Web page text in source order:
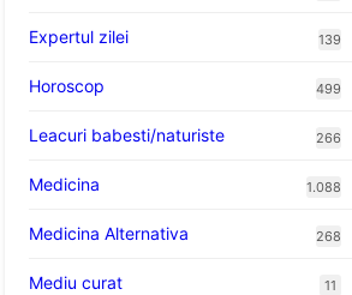
Expertul zilei 139
Horoscop 499
Leacuri babesti/naturiste 266
Medicina 1.088
Medicina Alternativa 268
Mediu curat 11